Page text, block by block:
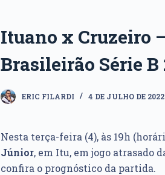
Ituano x Cruzeiro
Brasileirão Série B
ERIC FILARDI 4 DE JULHO DE 2022
Nesta terça-feira (4), às 19h
Júnior, em Itu, em jogo atrasado
confira o prognóstico da partida.